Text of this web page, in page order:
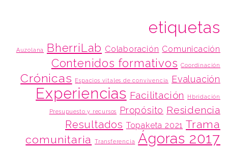
etiquetas
Auzolana BherriLab Colaboración Comunicación
Contenidos formativos Coordinación
Crónicas Espacios vitales de convivencia Evaluación
Experiencias Facilitación Hbridación
Presupuesto y recursos Propósito Residencia
Resultados Topaketa 2021 Trama
comunitaria
Transferencia Ágoras 2017